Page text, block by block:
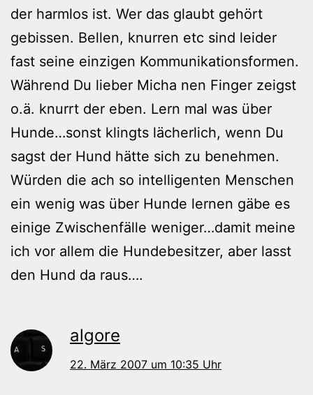
der harmlos ist. Wer das glaubt gehört
gebissen. Bellen, knurren etc sind leider
fast seine einzigen Kommunikationsformen.
Während Du lieber Micha nen Finger zeigst
o.ä. knurrt der eben. Lern mal was über
Hunde…sonst klingts lächerlich, wenn Du
sagst der Hund hätte sich zu benehmen.
Würden die ach so intelligenten Menschen
ein wenig was über Hunde lernen gäbe es
einige Zwischenfälle weniger…damit meine
ich vor allem die Hundebesitzer, aber lasst
den Hund da raus….
algore
22. März 2007 um 10:35 Uhr